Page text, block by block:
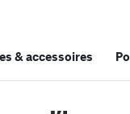
&accessoires